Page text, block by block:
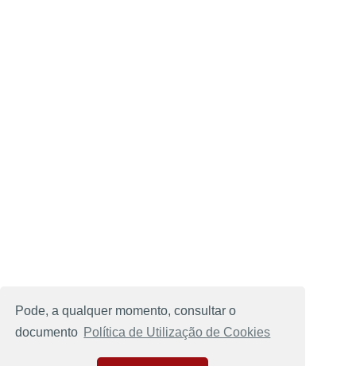
Pode, a qualquer momento, consultar o
documento Política de Utilização de Cookies